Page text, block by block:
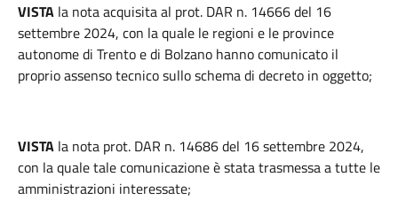
VISTA la nota acquisita al prot. DAR n. 14666 del 16
settembre 2024, con la quale le regioni e le province
autonome di Trento e di Bolzano hanno comunicato il
proprio assenso tecnico sullo schema di decreto in oggetto;
VISTA la nota prot. DAR n. 14686 del 16 settembre 2024,
con la quale tale comunicazione è stata trasmessa a tutte le
amministrazioni interessate;